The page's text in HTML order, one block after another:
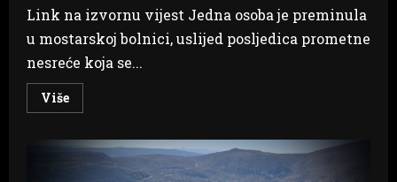
Link na izvornu vijest Jedna osoba je preminula
u mostarskoj bolnici, uslijed posljedica prometne
nesreće koja se...
VišeRead
more
nesreće